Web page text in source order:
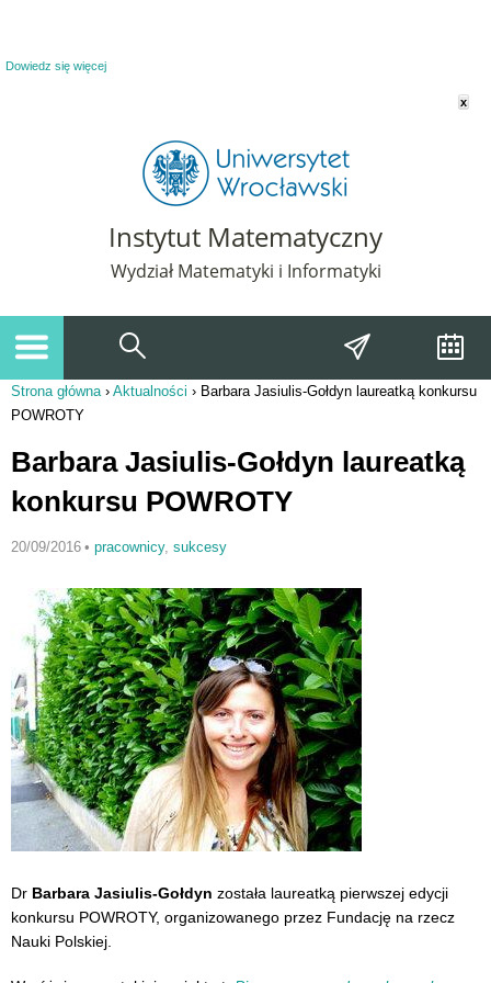
Dowiedz się więcej
x
Instytut Matematyczny
Wydział Matematyki i Informatyki
Jesteś tutaj
Strona główna› Aktualności › Barbara Jasiulis-Gołdyn laureatką konkursu
POWROTY
Barbara Jasiulis-Gołdyn laureatką
konkursu POWROTY
20/09/2016 • pracownicy, sukcesy
Dr Barbara Jasiulis-Gołdyn została laureatką pierwszej edycji
konkursu POWROTY, organizowanego przez Fundację na rzecz
Nauki Polskiej.